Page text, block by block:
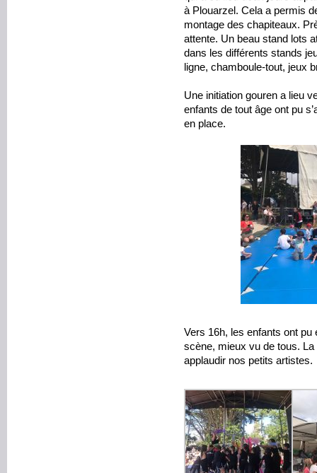
à Plouarzel. Cela a permis
montage des chapiteaux.
attente. Un beau stand lots
dans les différents stands
ligne, chamboule-tout, jeux
Une initiation gouren a lieu
enfants de tout âge ont pu
en place.
Vers 16h, les enfants ont
scène, mieux vu de tous.
applaudir nos petits artistes.